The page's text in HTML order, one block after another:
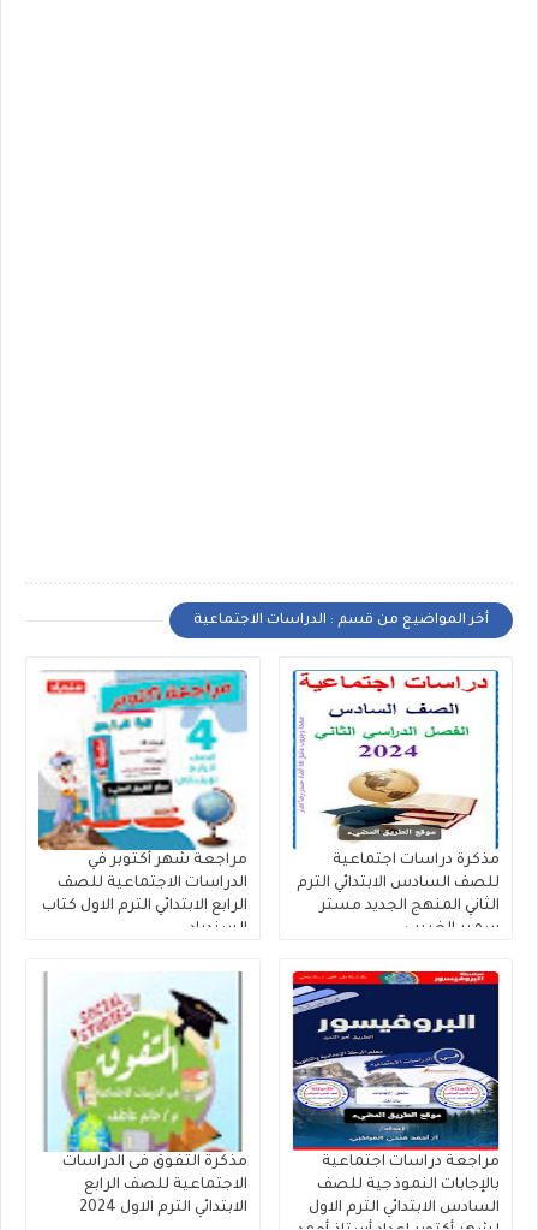
أخر المواضيع من قسم : الدراسات الاجتماعية
مذكرة دراسات اجتماعية
للصف السادس الابتدائي الترم
الثاني المنهج الجديد مستر
سمير الغريب
مراجعة شهر أكتوبر في
الدراسات الاجتماعية للصف
الرابع الابتدائي الترم الاول كتاب
السندباد
مراجعة دراسات اجتماعية
بالإجابات النموذجية للصف
السادس الابتدائي الترم الاول
مذكرة التفوق فى الدراسات
الاجتماعية للصف الرابع
الابتدائي الترم الاول 2024